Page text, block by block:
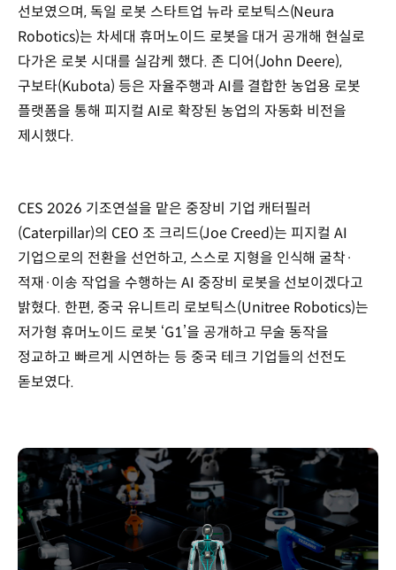
선보였으며, 독일 로봇 스타트업 뉴라 로보틱스(Neura
Robotics)는 차세대 휴머노이드 로봇을 대거 공개해 현실로
다가온 로봇 시대를 실감케 했다. 존 디어(John Deere),
구보타(Kubota) 등은 자율주행과 AI를 결합한 농업용 로봇
플랫폼을 통해 피지컬 AI로 확장된 농업의 자동화 비전을
제시했다.
CES 2026 기조연설을 맡은 중장비 기업 캐터필러
(Caterpillar)의 CEO 조 크리드(Joe Creed)는 피지컬 AI
기업으로의 전환을 선언하고, 스스로 지형을 인식해 굴착·
적재·이송 작업을 수행하는 AI 중장비 로봇을 선보이겠다고
밝혔다. 한편, 중국 유니트리 로보틱스(Unitree Robotics)는
저가형 휴머노이드 로봇 ‘G1’을 공개하고 무술 동작을
정교하고 빠르게 시연하는 등 중국 테크 기업들의 선전도
돋보였다.